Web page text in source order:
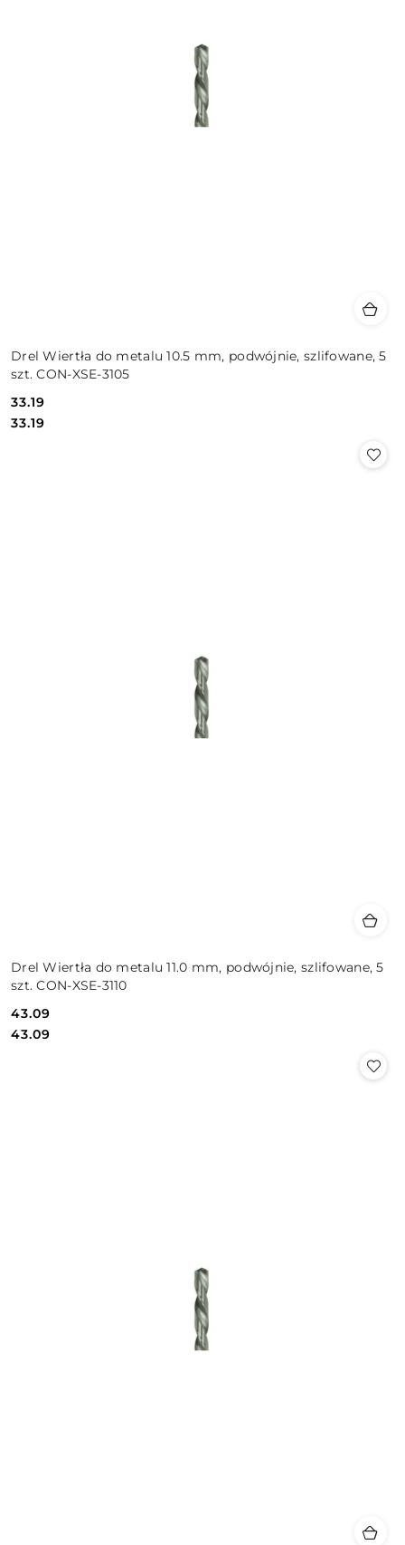
Drel Wiertła do metalu 10.5 mm, podwójnie, szlifowane, 5
szt. CON-XSE-3105
Cena:
33.19
Cena:
33.19
Drel Wiertła do metalu 11.0 mm, podwójnie, szlifowane, 5
szt. CON-XSE-3110
Cena:
43.09
Cena:
43.09